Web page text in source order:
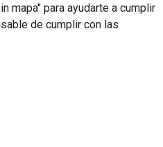
mapa" para ayudarte a cumplir
de cumplir con las